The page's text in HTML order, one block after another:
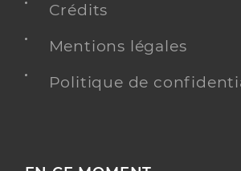
Crédits
Mentions légales
Politique de